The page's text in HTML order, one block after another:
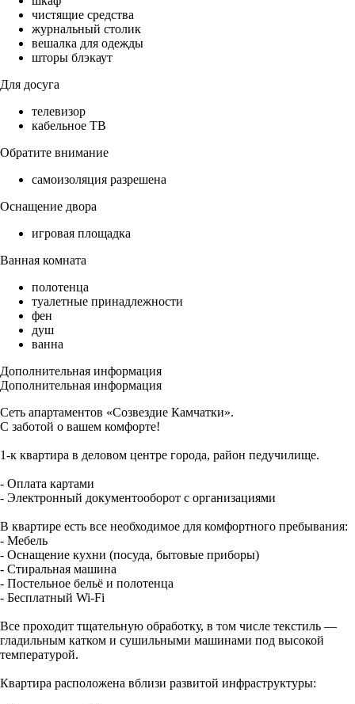
чистящие средства
журнальный столик
вешалка для одежды
шторы блэкаут
Для досуга
телевизор
кабельное ТВ
Обратите внимание
самоизоляция разрешена
Оснащение двора
игровая площадка
Ванная комната
полотенца
туалетные принадлежности
фен
душ
ванна
Дополнительная информация
Дополнительная информация
Сеть апартаментов «Созвездие Камчатки».
С заботой о вашем комфорте!
1-к квартира в деловом центре города, район педучилище.
- Оплата картами
- Электронный документооборот с организациями
В квартире есть все необходимое для комфортного пребывания:
- Мебель
- Оснащение кухни (посуда, бытовые приборы)
- Стиральная машина
- Постельное бельё и полотенца
- Бесплатный Wi-Fi
Все проходит тщательную обработку, в том числе текстиль —
гладильным катком и сушильными машинами под высокой
температурой.
Квартира расположена вблизи развитой инфраструктуры: